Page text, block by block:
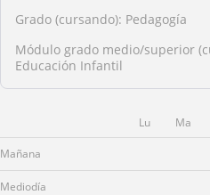
Grado (cursando): Pedagogía
Módulo grado medio/superior
Educación Infantil
Lu Ma
Mañana
Mediodía